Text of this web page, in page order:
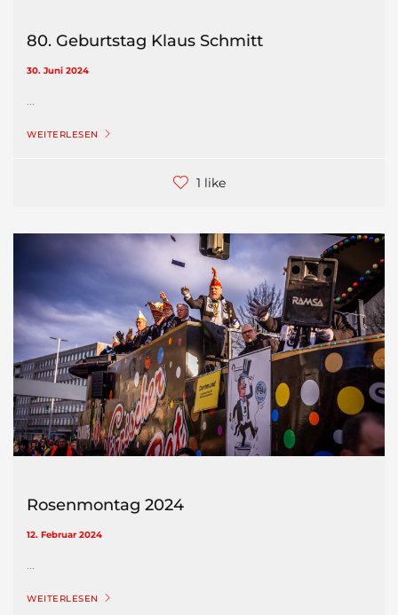
80. Geburtstag Klaus Schmitt
30. Juni 2024
WEITERLESEN
1 like
Rosenmontag 2024
12. Februar 2024
...
WEITERLESEN